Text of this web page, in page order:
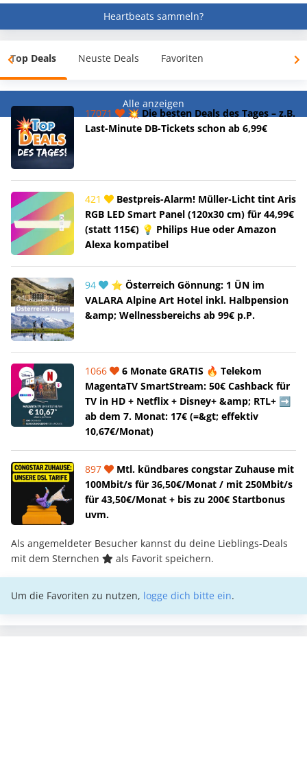
Heartbeats sammeln?
Top Deals Neuste Deals Favoriten
Alle anzeigen
17071
💥 Die besten Deals des Tages – z.B.
Last-Minute DB-Tickets schon ab 6,99€
421
Bestpreis-Alarm! Müller-Licht tint Aris
RGB LED Smart Panel (120x30 cm) für 44,99€
(statt 115€) 💡 Philips Hue oder Amazon
Alexa kompatibel
94
⭐ Österreich Gönnung: 1 ÜN im
VALARA Alpine Art Hotel inkl. Halbpension
&amp; Wellnessbereichs ab 99€ p.P.
1066
6 Monate GRATIS 🔥 Telekom
MagentaTV SmartStream: 50€ Cashback für
TV in HD + Netflix + Disney+ &amp; RTL+ ➡️
ab dem 7. Monat: 17€ (=&gt; effektiv
10,67€/Monat)
897
Mtl. kündbares congstar Zuhause mit
100Mbit/s für 36,50€/Monat / mit 250Mbit/s
für 43,50€/Monat + bis zu 200€ Startbonus
uvm.
Als angemeldeter Besucher kannst du deine Lieblings-Deals
mit dem Sternchen
als Favorit speichern.
Um die Favoriten zu nutzen, logge dich bitte ein.